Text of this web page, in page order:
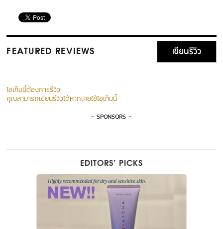
FEATURED REVIEWS เขียนรีวิว
ไอเท็มนี้ต้องการรีวิว
คุณสามารถเขียนรีวิวได้หากเคยใช้ไอเท็มนี้
- SPONSORS -
EDITORS’ PICKS